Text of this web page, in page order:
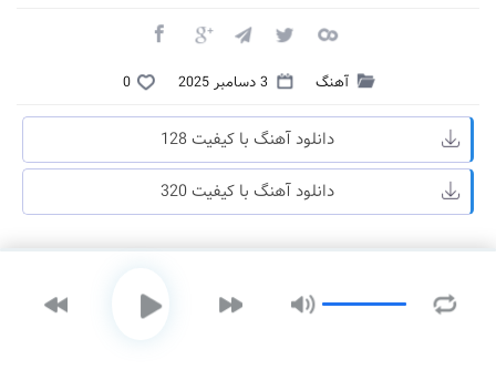
آهنگ 3 دسامبر 2025 0
دانلود آهنگ با کیفیت 128
دانلود آهنگ با کیفیت 320